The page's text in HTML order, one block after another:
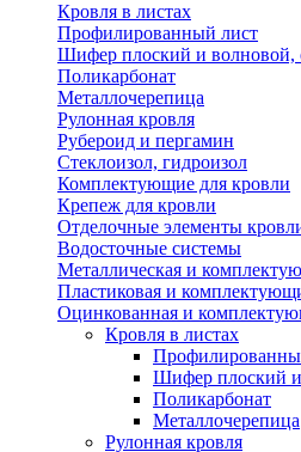
Кровля в листах
Профилированный лист
Шифер плоский и волновой,
Поликарбонат
Металлочерепица
Рулонная кровля
Рубероид и пергамин
Стеклоизол, гидроизол
Комплектующие для кровли
Крепеж для кровли
Отделочные элементы
Водосточные системы
Металлическая и
Пластиковая и
Оцинкованная и
Кровля в листах
Шифер плоский
Поликарбонат
Металлочерепица
Рулонная кровля